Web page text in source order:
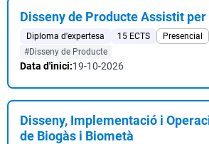
Disseny de Producte Assistit
Diploma d'expertesa 15 ECTS Presencial
#Disseny de Producte
Data d'inici:19-10-2026
Disseny, Implementació i
de Biogàs i Biometà